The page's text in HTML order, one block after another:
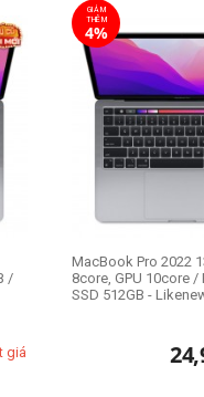
bán các loại laptop, máy
mức giá ưu đãi rẻ nhất
/
giá
GIẢM
THÊM
4%
MacBook Pro 2022
8core, GPU 10core /
SSD 512GB -